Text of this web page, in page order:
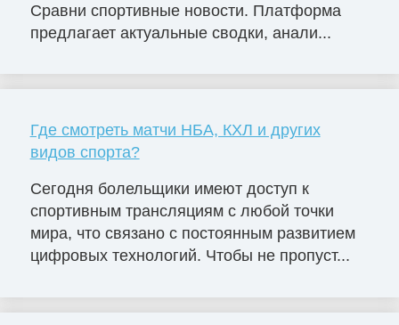
Сравни спортивные новости. Платформа
предлагает актуальные сводки, анали...
Где смотреть матчи НБА, КХЛ и других
видов спорта?
Сегодня болельщики имеют доступ к
спортивным трансляциям с любой точки
мира, что связано с постоянным развитием
цифровых технологий. Чтобы не пропуст...